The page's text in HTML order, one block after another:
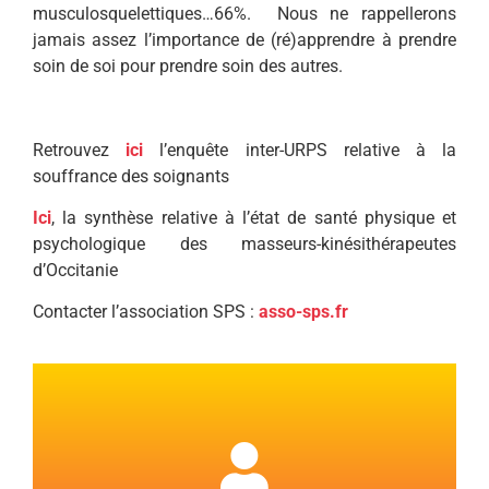
musculosquelettiques…66%. Nous ne rappellerons
jamais assez l’importance de (ré)apprendre à prendre
soin de soi pour prendre soin des autres.
Retrouvez ici l’enquête inter-URPS relative à la
souffrance des soignants
Ici, la synthèse relative à l’état de santé physique et
psychologique des masseurs-kinésithérapeutes
d’Occitanie
Contacter l’association SPS : asso-sps.fr